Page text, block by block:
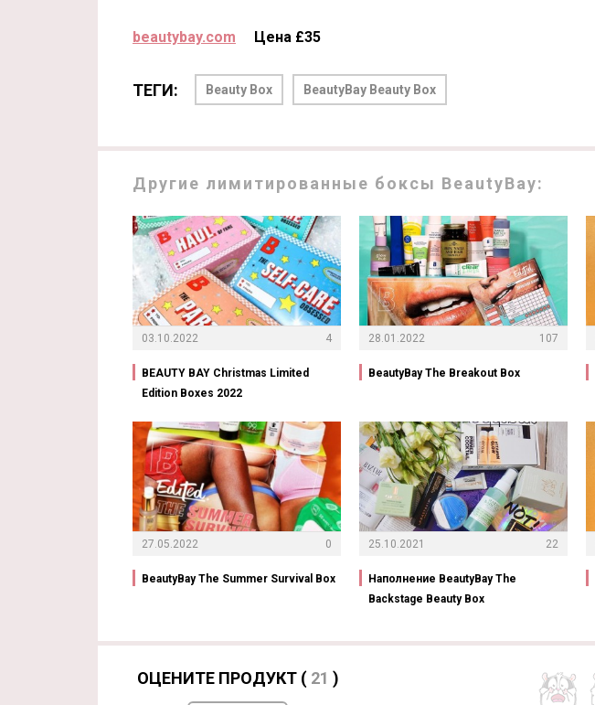
beautybay.com Цена £35
ТЕГИ: Beauty Box BeautyBay Beauty Box
Другие лимитированные боксы BeautyBay:
03.10.2022 4
BEAUTY BAY Christmas Limited
Edition Boxes 2022
27.05.2022 0
BeautyBay The Summer Survival Box
28.01.2022 107
BeautyBay The Breakout Box
25.10.2021 22
Наполнение BeautyBay The
Backstage Beauty Box
ОЦЕНИТЕ ПРОДУКТ ( 21 )